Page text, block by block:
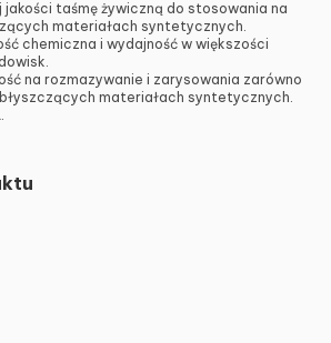
taśmę żywiczną do stosowania na
materiałach syntetycznych.
chemiczna i wydajność w większości
na rozmazywanie i zarysowania zarówno
materiałach syntetycznych.